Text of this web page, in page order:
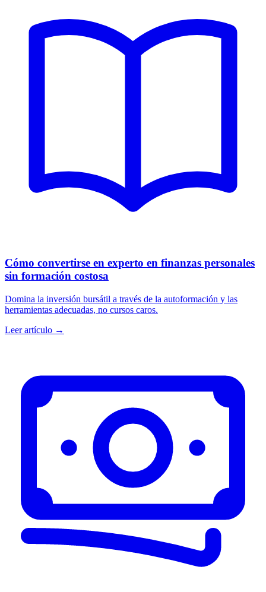
Cómo convertirse en experto en finanzas personales
sin formación costosa
Domina la inversión bursátil a través de la autoformación y las
herramientas adecuadas, no cursos caros.
Leer artículo →